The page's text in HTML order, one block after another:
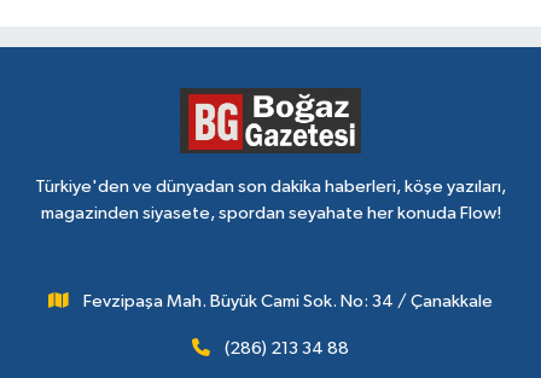
Türkiye'den ve dünyadan son dakika haberleri, köşe yazıları,
magazinden siyasete, spordan seyahate her konuda Flow!
Fevzipaşa Mah. Büyük Cami Sok. No: 34 / Çanakkale
(286) 213 34 88